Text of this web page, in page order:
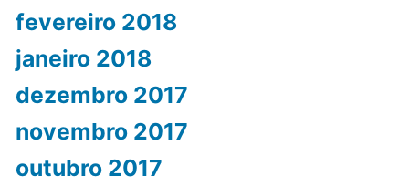
fevereiro 2018
janeiro 2018
dezembro 2017
novembro 2017
outubro 2017